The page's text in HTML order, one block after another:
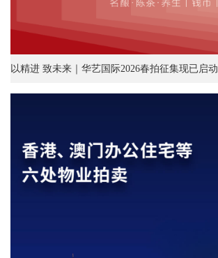
以精进 致未来｜华艺国际2026春拍征集现已启动